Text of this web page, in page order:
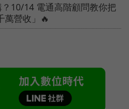
10/14 電通高階顧問教你把
萬營收」🔥